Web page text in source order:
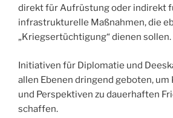
direkt für Aufrüstung oder indirekt
infrastrukturelle Maßnahmen, die
„Kriegsertüchtigung“ dienen sollen.
Initiativen für Diplomatie und
allen Ebenen dringend geboten, um
und Perspektiven zu dauerhaften
schaffen.